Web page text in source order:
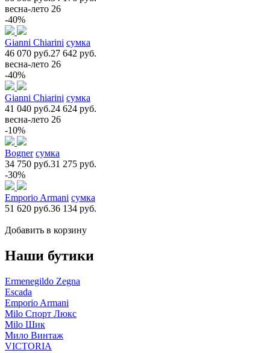
весна-лето 26
-40%
Gianni Chiarini сумка
46 070 руб.27 642 руб.
весна-лето 26
-40%
Gianni Chiarini сумка
41 040 руб.24 624 руб.
весна-лето 26
-10%
Bogner сумка
34 750 руб.31 275 руб.
-30%
Emporio Armani сумка
51 620 руб.36 134 руб.
Добавить в корзину
Наши бутики
Ermenegildo Zegna
Escada
Emporio Armani
Milo Спорт Люкс
Milo Шик
Мило Винтаж
VICTORIA